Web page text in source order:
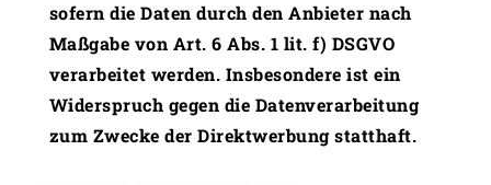
sofern die Daten durch den Anbieter nach
Maßgabe von Art. 6 Abs. 1 lit. f) DSGVO
verarbeitet werden. Insbesondere ist ein
Widerspruch gegen die Datenverarbeitung
zum Zwecke der Direktwerbung statthaft.